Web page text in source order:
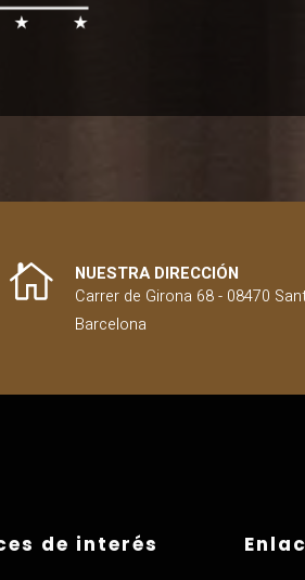
NUESTRA DIRECCIÓN
Carrer de Girona 68 - 08470
Barcelona
de interés